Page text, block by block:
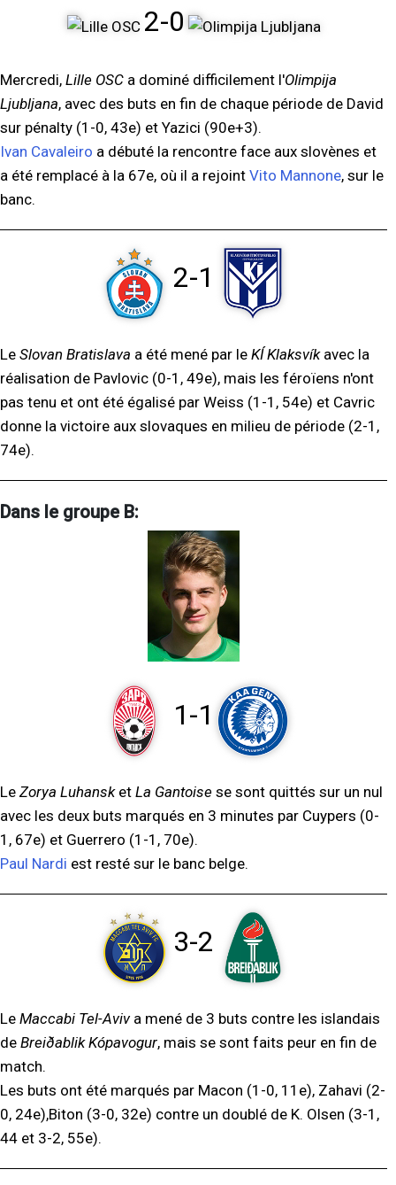
2-0
Mercredi, Lille OSC a dominé difficilement l'Olimpija
Ljubljana, avec des buts en fin de chaque période de David
sur pénalty (1-0, 43e) et Yazici (90e+3).
Ivan Cavaleiro a débuté la rencontre face aux slovènes et
a été remplacé à la 67e, où il a rejoint Vito Mannone, sur le
banc.
2-1
Le Slovan Bratislava a été mené par le KÍ Klaksvíkavec la
réalisation de Pavlovic (0-1, 49e), mais les féroïens n'ont
pas tenu et ont été égalisé par Weiss (1-1, 54e) et Cavric
donne la victoire aux slovaques en milieu de période (2-1,
74e).
Dans le groupe B:
1-1
Le Zorya Luhansket La Gantoise se sont quittés sur un nul
avec les deux buts marqués en 3 minutes par Cuypers (0-
1, 67e) et Guerrero (1-1, 70e).
Paul Nardi est resté sur le banc belge.
3-2
Le Maccabi Tel-Aviva mené de 3 buts contre les islandais
de Breiðablik Kópavogur, mais se sont faits peur en fin de
match.
Les buts ont été marqués par Macon (1-0, 11e), Zahavi (2-
0, 24e),Biton (3-0, 32e) contre un doublé de K. Olsen (3-1,
44 et 3-2, 55e).